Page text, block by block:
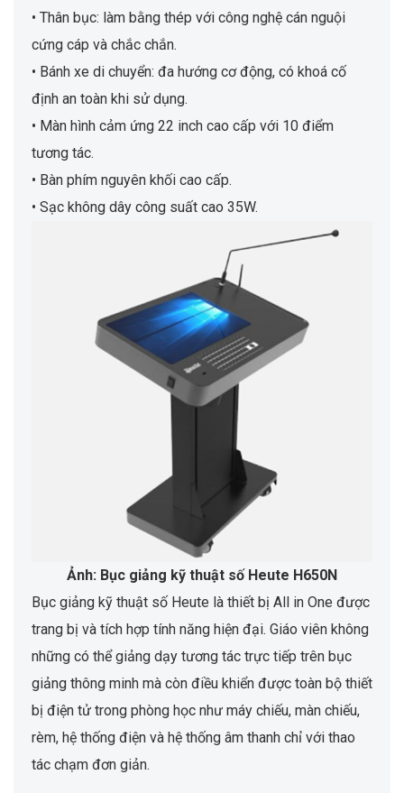
• Thân bục: làm bằng thép với công nghệ cán nguội
cứng cáp và chắc chắn.
• Bánh xe di chuyển: đa hướng cơ động, có khoá cố
định an toàn khi sử dụng.
• Màn hình cảm ứng 22 inch cao cấp với 10 điểm
tương tác.
• Bàn phím nguyên khối cao cấp.
• Sạc không dây công suất cao 35W.
Ảnh: Bục giảng kỹ thuật số Heute H650N
Bục giảng kỹ thuật số Heute là thiết bị All in One được
trang bị và tích hợp tính năng hiện đại. Giáo viên không
những có thể giảng dạy tương tác trực tiếp trên bục
giảng thông minh mà còn điều khiển được toàn bộ thiết
bị điện tử trong phòng học như máy chiếu, màn chiếu,
rèm, hệ thống điện và hệ thống âm thanh chỉ với thao
tác chạm đơn giản.